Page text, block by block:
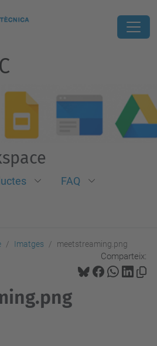
FAQ
Imatges meetstreaming.png
Comparteix: